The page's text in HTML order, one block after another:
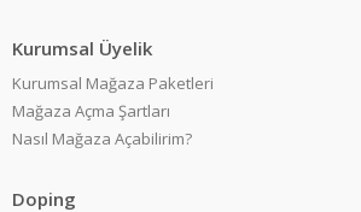
Kurumsal Üyelik
Kurumsal Mağaza Paketleri
Mağaza Açma Şartları
Nasıl Mağaza Açabilirim?
Doping